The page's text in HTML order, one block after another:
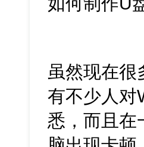
虽然现在很
有不少人对
悉，而且在